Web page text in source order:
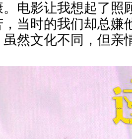
电影让我想起了照
当时的我们却总嫌
然文化不同，但亲